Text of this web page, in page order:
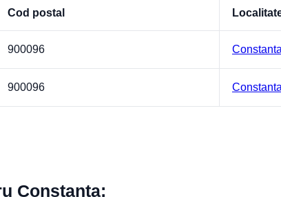
Cod postal
900096 Constanta
900096 Constanta
Constanta: